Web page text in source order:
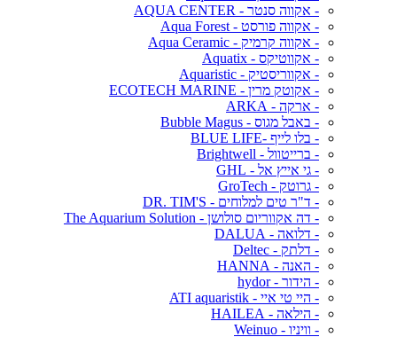
- אקווה סנטר - AQUA CENTER
- אקווה פורסט - Aqua Forest
- אקווה קרמיק - Aqua Ceramic
- אקווטיקס - Aquatix
- אקווריסטיק - Aquaristic
- אקוטק מרין - ECOTECH MARINE
- ארקה - ARKA
- באבל מגוס - Bubble Magus
- בלו לייף -BLUE LIFE
- ברייטוול - Brightwell
- גי אייץ אל - GHL
- גרוטק - GroTech
- ד"ר טים למלוחים - DR. TIM'S
- דה אקווריום סולושן - The Aquarium Solution
- דלואה - DALUA
- דלתק - Deltec
- האנה - HANNA
- הידור - hydor
- היי טי איי - ATI aquaristik
- הילאה - HAILEA
- וויניו - Weinuo